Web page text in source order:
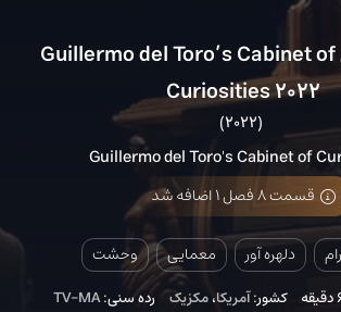
دانلود سریال Guillermo del Toro’s Cabinet of
Curiosities 2022
(2022)
Guillermo del Toro's Cabinet of
قسمت 8 فصل 1 اضافه شد
دلهره آور معمایی وحشت
کشور:آمریکا،مکزیک رده سنی:TV-MA